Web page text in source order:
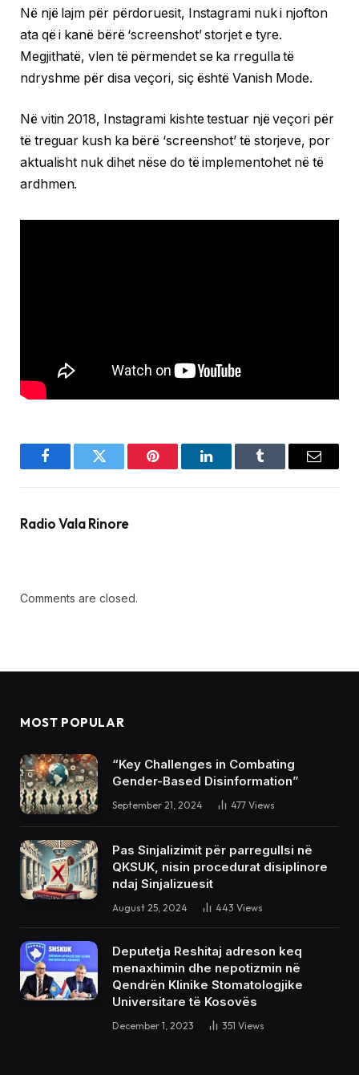
Në një lajm për përdoruesit, Instagrami nuk i njofton
ata që i kanë bërë ‘screenshot’ storjet e tyre.
Megjithatë, vlen të përmendet se ka rregulla të
ndryshme për disa veçori, siç është Vanish Mode.
Në vitin 2018, Instagrami kishte testuar një veçori për
të treguar kush ka bërë ‘screenshot’ të storjeve, por
aktualisht nuk dihet nëse do të implementohet në të
ardhmen.
FacebookTwitter Pinterest LinkedInTumblr Email
Radio Vala Rinore
Comments are closed.
MOST POPULAR
“Key Challenges in Combating
Gender-Based Disinformation”
September 21, 2024 477 Views
Pas Sinjalizimit për parregullsi në
QKSUK, nisin procedurat disiplinore
ndaj Sinjalizuesit
August 25, 2024 443 Views
Deputetja Reshitaj adreson keq
menaxhimin dhe nepotizmin në
Qendrën Klinike Stomatologjike
Universitare të Kosovës
December 1, 2023 351 Views